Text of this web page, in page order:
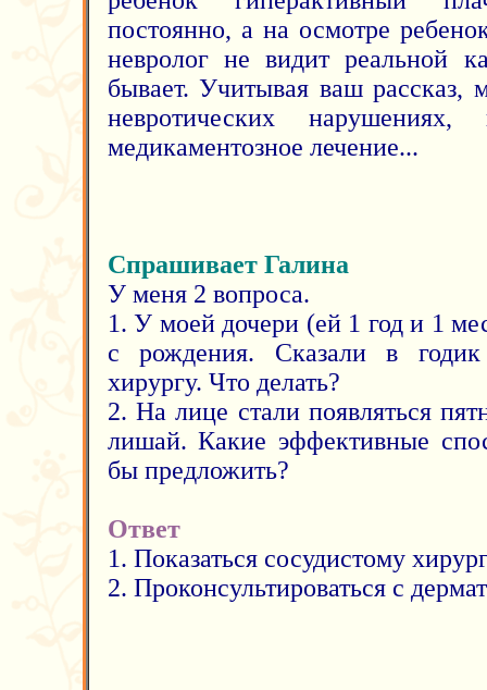
постоянно, а на осмотре
невролог не видит реальной
бывает. Учитывая ваш рассказ,
невротических нарушениях,
медикаментозное лечение...
Спрашивает Галина
У меня 2 вопроса.
1. У моей дочери (ей 1 год и 1
с рождения. Сказали в годик
хирургу. Что делать?
2. На лице стали появляться
лишай. Какие эффективные
бы предложить?
Ответ
1. Показаться сосудистому
2. Проконсультироваться с